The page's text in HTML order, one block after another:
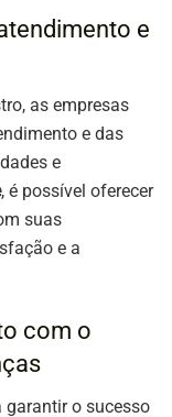
e
as empresas
e das
e
, é possível oferecer
suas
e a
com o
o sucesso